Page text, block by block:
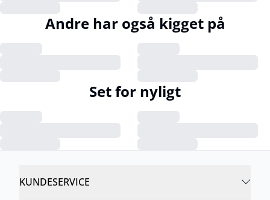
Andre har også kigget på
Set for nyligt
KUNDESERVICE